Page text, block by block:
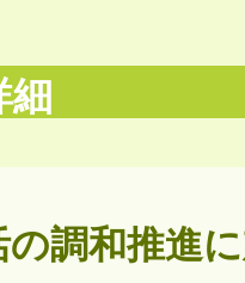
細
調和推進